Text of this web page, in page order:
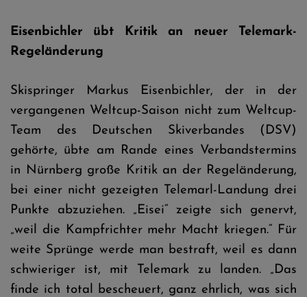
Eisenbichler übt Kritik an neuer Telemark-
Regeländerung
Skispringer Markus Eisenbichler, der in der
vergangenen Weltcup-Saison nicht zum Weltcup-
Team des Deutschen Skiverbandes (DSV)
gehörte, übte am Rande eines Verbandstermins
in Nürnberg große Kritik an der Regeländerung,
bei einer nicht gezeigten Telemarl-Landung drei
Punkte abzuziehen. „Eisei“ zeigte sich genervt,
„weil die Kampfrichter mehr Macht kriegen.“ Für
weite Sprünge werde man bestraft, weil es dann
schwieriger ist, mit Telemark zu landen. „Das
finde ich total bescheuert, ganz ehrlich, was sich